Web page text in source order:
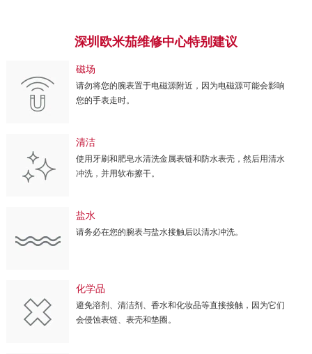
深圳欧米茄维修中心特别建议
磁场
请勿将您的腕表置于电磁源附近，因为电磁源可能会影响
您的手表走时。
清洁
使用牙刷和肥皂水清洗金属表链和防水表壳，然后用清水
冲洗，并用软布擦干。
盐水
请务必在您的腕表与盐水接触后以清水冲洗。
化学品
避免溶剂、清洁剂、香水和化妆品等直接接触，因为它们
会侵蚀表链、表壳和垫圈。